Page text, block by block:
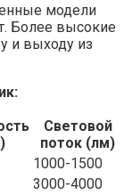
модели
Более высокие
и выходу из
Световой
поток (лм)
1000-1500
3000-4000